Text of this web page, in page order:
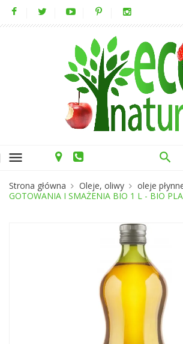
menu
Strona główna Oleje, oliwy oleje
GOTOWANIA I SMAŻENIA BIO 1 L - BIO